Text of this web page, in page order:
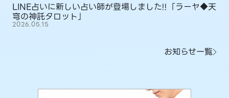
LINE占いに新しい占い師が登場しました!!「ラーヤ◆天
穹の神託タロット」
2026.05.15
お知らせ一覧